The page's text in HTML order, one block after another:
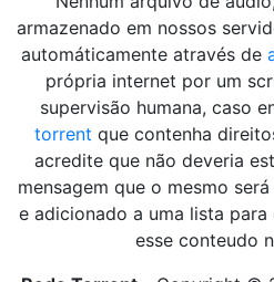
armazenado em nossos
automáticamente através de
própria internet por um
supervisão humana, caso
torrent que contenha
acredite que não deveria
mensagem que o mesmo
e adicionado a uma lista
esse conteudo